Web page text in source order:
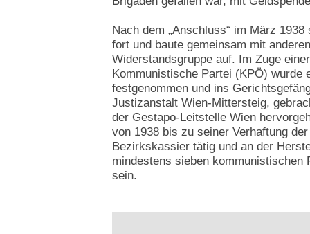
Nach dem „Anschluss“ im März
fort und baute gemeinsam mit
Widerstandsgruppe auf. Im Zuge
Kommunistische Partei (KPÖ) wurde
festgenommen und ins
Justizanstalt Wien-Mittersteig,
der Gestapo-Leitstelle Wien
von 1938 bis zu seiner Verhaftung
Bezirkskassier tätig und an der
mindestens sieben kommunistischen
sein.